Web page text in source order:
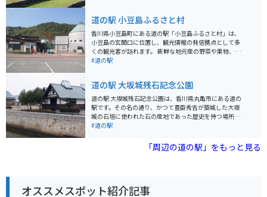
の宅急便のロケ地として知られる白い建物など、フォト
ジェニックなスポットもたくさんあります。 バイクで訪
れる際は、駐車場から園内への移動は徒歩となります
が、園内は比較的コンパクトにまとまっているので、散
策しやすいです。 小豆島オリーブ公園は、美しい景色と
瀬戸内海をバックにギリシャ風車で写真撮影 * 映画「魔
道の駅 小豆島ふるさと村
香川県小豆島町にある道の駅「小豆島ふるさと村」は、
小豆島の玄関口に位置し、観光情報の発信拠点として多
くの観光客が訪れます。 新鮮な地元産の野菜や果物、魚
介類などを販売する産直市場や、小豆島名物のオリーブ
バイクで訪れる際は、道の駅に無料の駐車場が完備され
ているので安心です。小豆島は島全体がコンパクトで、
海岸線沿いを中心に走行しやすい道が多いので、バイク
での観光にもおすすめです。小豆島オリーブ公園やエン
ジェルロードなど、風光明媚なスポットを巡ってみまし
#道の駅
道の駅 大坂城残石記念公園
道の駅 大坂城残石記念公園は、香川県丸亀市にある道の
駅です。その名の通り、かつて豊臣秀吉が築城した大坂
城の石垣に使われた石の産地であった歴史を持つ場所に
あります。 園内には、実際に大阪城へ運ばれることなく
を物語っています。また、石垣積み体験コーナーなども
あり、歴史を身近に感じることができます。道の駅に
されているので安心です。周辺には、瀬戸内海国立公園
#道の駅
「周辺の道の駅」をもっと見る
オススメスポット紹介記事